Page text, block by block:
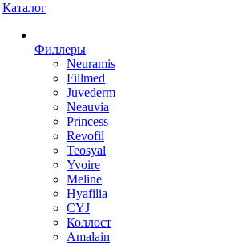
Каталог
Филлеры
Neuramis
Fillmed
Juvederm
Neauvia
Princess
Revofil
Teosyal
Yvoire
Meline
Hyafilia
CYJ
Коллост
Amalain